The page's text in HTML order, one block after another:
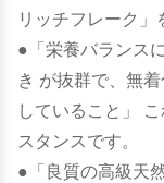
リッチフレーク」
●「栄養バランス
き が抜群で、無
していること」
スタンスです。
●「良質の高級天